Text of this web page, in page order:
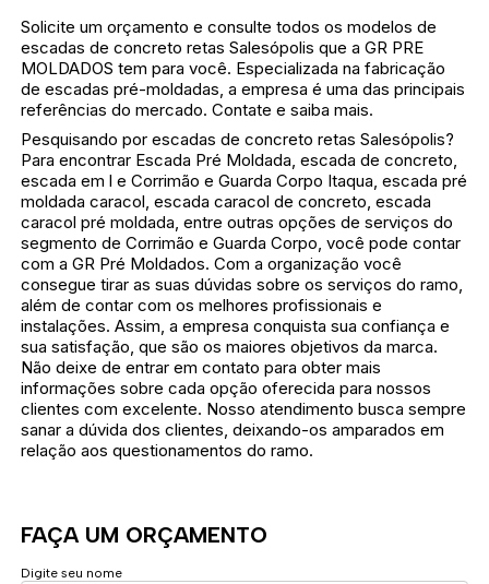
Solicite um orçamento e consulte todos os modelos de
escadas de concreto retas Salesópolis que a GR PRE
MOLDADOS tem para você. Especializada na fabricação
de escadas pré-moldadas, a empresa é uma das principais
referências do mercado. Contate e saiba mais.
Pesquisando por escadas de concreto retas Salesópolis?
Para encontrar Escada Pré Moldada, escada de concreto,
escada em l e Corrimão e Guarda Corpo Itaqua, escada pré
moldada caracol, escada caracol de concreto, escada
caracol pré moldada, entre outras opções de serviços do
segmento de Corrimão e Guarda Corpo, você pode contar
com a GR Pré Moldados. Com a organização você
consegue tirar as suas dúvidas sobre os serviços do ramo,
além de contar com os melhores profissionais e
instalações. Assim, a empresa conquista sua confiança e
sua satisfação, que são os maiores objetivos da marca.
Não deixe de entrar em contato para obter mais
informações sobre cada opção oferecida para nossos
clientes com excelente. Nosso atendimento busca sempre
sanar a dúvida dos clientes, deixando-os amparados em
relação aos questionamentos do ramo.
FAÇA UM ORÇAMENTO
Digite seu nome